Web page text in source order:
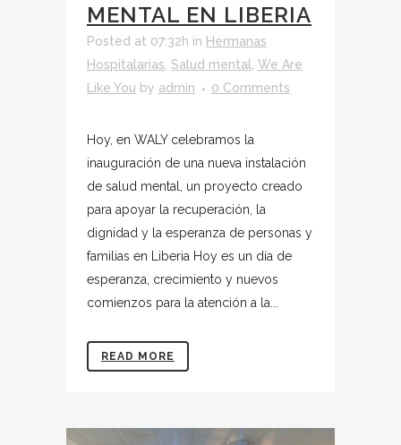
MENTAL EN LIBERIA
Posted at 07:32h in Hermanas
Hospitalarias Salud mental
We Are
Like You by admin 0 Comments
Hoy, en WALY celebramos la
inauguración de una nueva instalación
de salud mental, un proyecto creado
para apoyar la recuperación, la
dignidad y la esperanza de personas y
familias en Liberia Hoy es un día de
esperanza, crecimiento y nuevos
comienzos para la atención a la...
READ MORE